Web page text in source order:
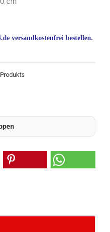
versandkostenfrei bestellen.